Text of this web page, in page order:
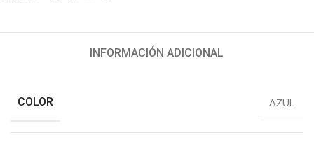
INFORMACIÓN ADICIONAL
COLOR AZUL